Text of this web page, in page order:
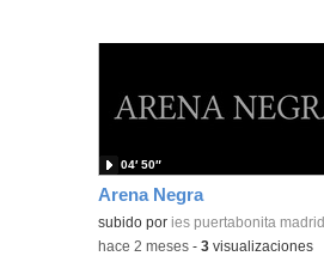
Arena Negra
subido pories puertabonita madrid
04′ 50″
-hace 2 meses -3 visualizaciones